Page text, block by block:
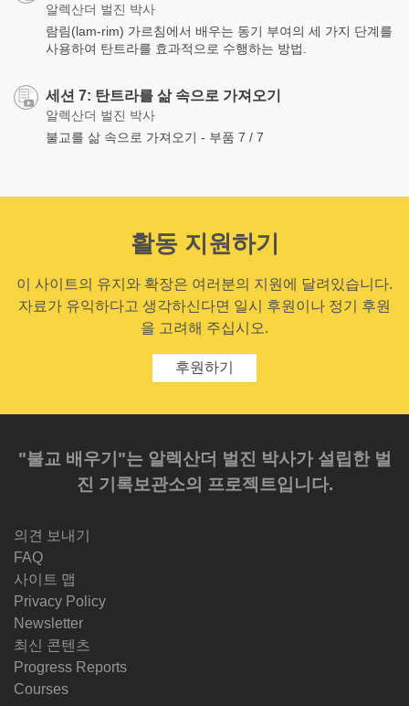
알렉산더 벌진 박사
람림(lam-rim) 가르침에서 배우는 동기 부여의 세 가지 단계를
사용하여 탄트라를 효과적으로 수행하는 방법.
세션 7: 탄트라를 삶 속으로 가져오기
알렉산더 벌진 박사
불교를 삶 속으로 가져오기 - 부품 7 / 7
활동 지원하기
이 사이트의 유지와 확장은 여러분의 지원에 달려있습니다.
자료가 유익하다고 생각하신다면 일시 후원이나 정기 후원
을 고려해 주십시오.
후원하기
"불교 배우기"는 알렉산더 벌진 박사가 설립한 벌
진 기록보관소의 프로젝트입니다.
의견 보내기
FAQ
사이트 맵
Privacy Policy
Newsletter
최신 콘텐츠
Progress Reports
Courses